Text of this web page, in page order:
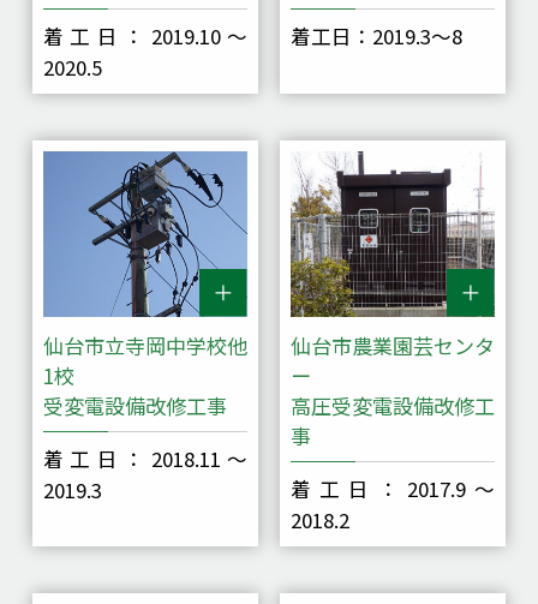
着工日：2019.10～
2020.5
着工日：2019.3～8
仙台市立寺岡中学校他
1校
受変電設備改修工事
着工日：2018.11～
2019.3
仙台市農業園芸センタ
ー
高圧受変電設備改修工
事
着工日：2017.9～
2018.2